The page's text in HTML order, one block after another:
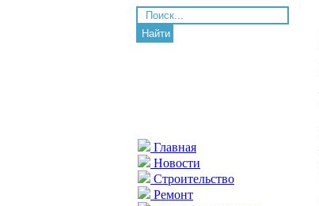
Найти
Главная
Новости
Строительство
Ремонт